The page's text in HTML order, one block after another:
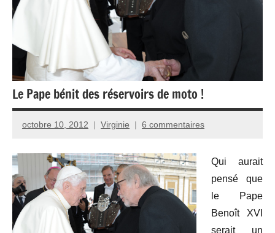
Le Pape bénit des réservoirs de moto !
octobre 10, 2012 Virginie 6 commentaires
Qui aurait
pensé que
le Pape
Benoît XVI
serait un